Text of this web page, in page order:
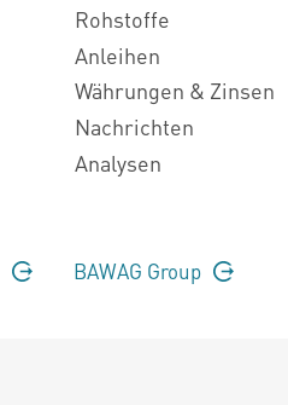
Rohstoffe
Anleihen
Währungen & Zinsen
Nachrichten
Analysen
BAWAG Group